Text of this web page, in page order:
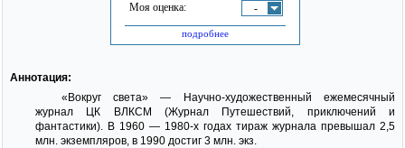
Моя оценка: -
подробнее
Аннотация:
«Вокруг света» — Научно-художественный ежемесячный
журнал ЦК ВЛКСМ (Журнал Путешествий, приключений и
фантастики). В 1960 — 1980-х годах тираж журнала превышал 2,5
млн. экземпляров, в 1990 достиг 3 млн. экз.